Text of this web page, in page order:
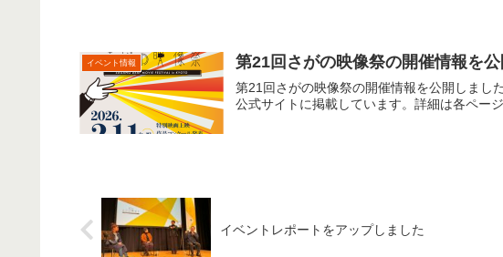
イベント情報 第21回さがの映像祭の開催情報を公
第21回さがの映像祭の開催情報を公開しまし
公式サイトに掲載しています。詳細は各ペー
イベントレポートをアップしました